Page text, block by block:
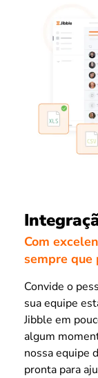
Com
sempre que
Convide o
sua equipe
Jibble em
algum
nossa equipe
pronta para